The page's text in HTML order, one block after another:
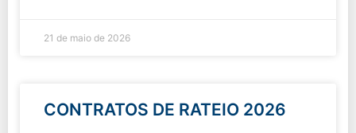
21 de maio de 2026
CONTRATOS DE RATEIO 2026